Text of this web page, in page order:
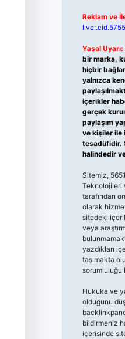
Reklam ve
Yasal Uyarı:
bir marka,
hiçbir
yalnızca
içerikler
gerçek
paylaşım
ve kişiler ile
tesadüfidir.
halindedir
Sitemiz,
Teknolojileri
tarafından
olarak
sitedeki
veya
yazdıkları
taşımakta
sorumluluğu
Hukuka ve
olduğunu
bildirmeniz
içerisinde